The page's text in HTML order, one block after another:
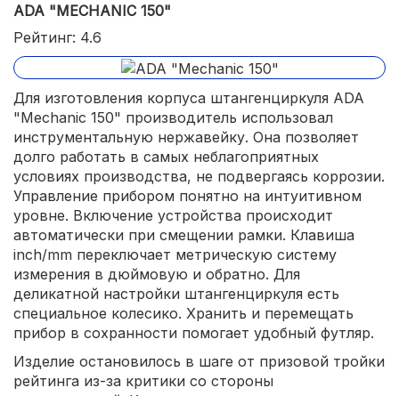
ADA "MECHANIC 150"
Рейтинг: 4.6
Для изготовления корпуса штангенциркуля ADA
"Mechanic 150" производитель использовал
инструментальную нержавейку. Она позволяет
долго работать в самых неблагоприятных
условиях производства, не подвергаясь коррозии.
Управление прибором понятно на интуитивном
уровне. Включение устройства происходит
автоматически при смещении рамки. Клавиша
inch/mm переключает метрическую систему
измерения в дюймовую и обратно. Для
деликатной настройки штангенциркуля есть
специальное колесико. Хранить и перемещать
прибор в сохранности помогает удобный футляр.
Изделие остановилось в шаге от призовой тройки
рейтинга из-за критики со стороны